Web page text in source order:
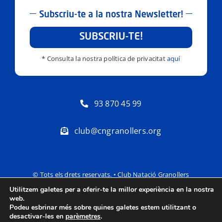
Subscriu-te a la nostra Newsletter!
SUBSCRIU-TE!
* Consulta la nostra política de privacitataquí
93 870 45 99
club@cngranollers.org
© Tots els drets reservats. • Club Natació Granollers
Política de privacitat Avís Legal
Utilitzem galetes per a oferir-te la millor experiència en la nostra
web.
Podeu esbrinar més sobre quines galetes estem utilitzant o
desactivar-les en parèmetres.